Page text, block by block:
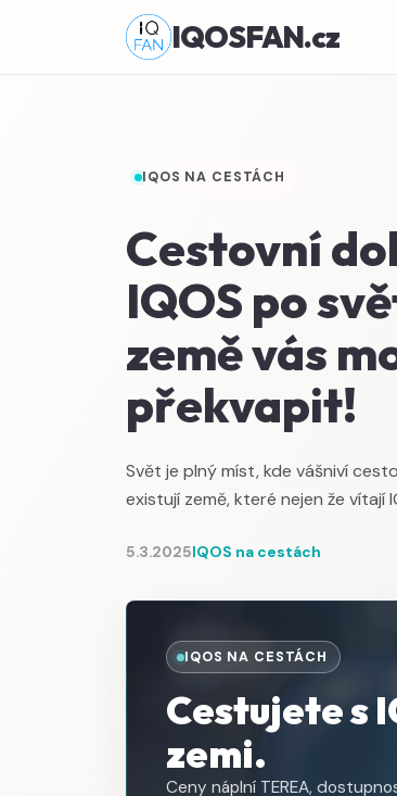
IQOSFAN.cz
IQOS NA CESTÁCH
Cestovní
IQOS po
země vás
překvapit!
Svět je plný míst, kde vášniví
existují země, které nejen že vítají
5.3.2025IQOS na cestách
IQOS NA CESTÁCH
Cestujete s
zemi.
Ceny náplní TEREA,